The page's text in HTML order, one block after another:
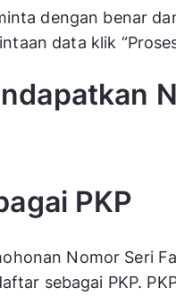
dengan benar
data klik
PKP
Nomor Seri
sebagai PKP.